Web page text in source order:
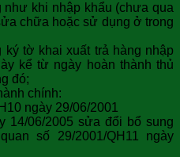
như khi nhập khẩu (chưa qua
chữa hoặc sử dụng ở trong
tờ khai xuất trả hàng nhập
kể từ ngày hoàn thành thủ
đó;
chính:
ngày 29/06/2001
14/06/2005 sửa đổi bổ sung
số 29/2001/QH11 ngày